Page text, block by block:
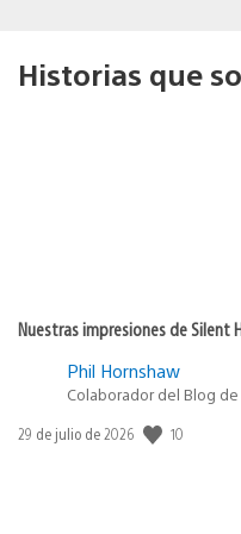
Historias que
Nuestras impresiones de Silent
Phil Hornshaw
Colaborador del Blog
Fecha
29 de julio de 2026 10